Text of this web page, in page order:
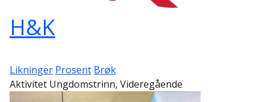
H&K
Likninger Prosent Brøk
Aktivitet Ungdomstrinn, Videregående